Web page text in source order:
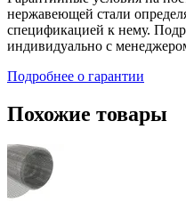
нержавеющей стали
спецификацией к нему.
индивидуально с
Подробнее о гарантии
Похожие товары